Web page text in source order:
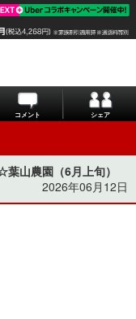
コメント シェア
山農園（6月上旬）
2026年06月12日